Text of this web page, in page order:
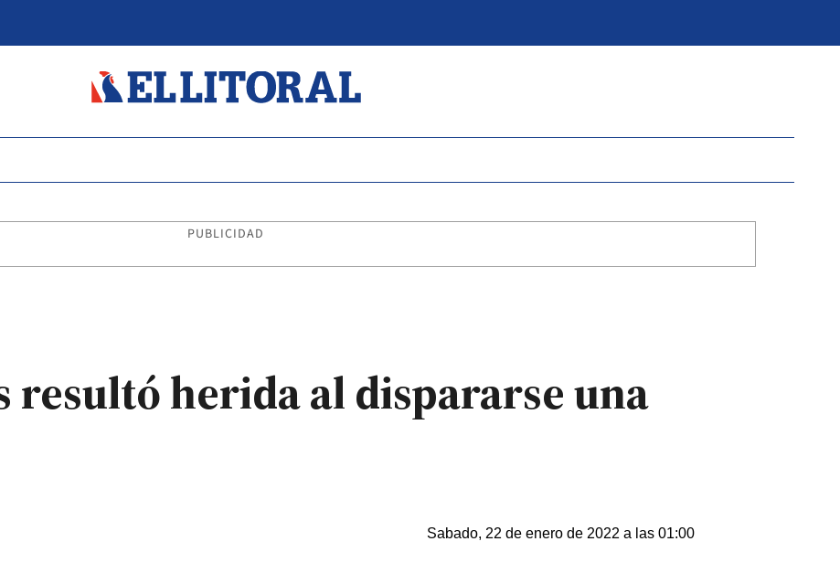
PUBLICIDAD
resultó herida al dispararse una
Sabado, 22 de enero de 2022 a las 01:00